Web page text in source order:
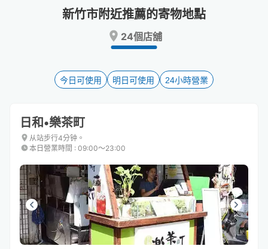
the
keyboard
shortcuts
for
changing
dates.
a
date.
key
to
the
for
changing
dates.
新竹市附近推薦的寄物地點
24個店舖
今日可使用 明日可使用 24小時營業
日和•樂茶町
从站步行4分钟。
本日營業時間 : 09:00〜23:00